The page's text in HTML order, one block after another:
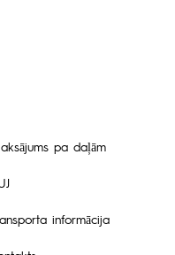
pa daļām
informācija